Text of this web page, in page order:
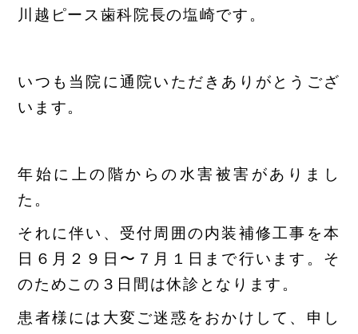
川越ピース歯科院長の塩崎です。
いつも当院に通院いただきありがとうござ
います。
年始に上の階からの水害被害がありまし
た。
それに伴い、受付周囲の内装補修工事を本
日６月２９日〜７月１日まで行います。そ
のためこの３日間は休診となります。
患者様には大変ご迷惑をおかけして、申し